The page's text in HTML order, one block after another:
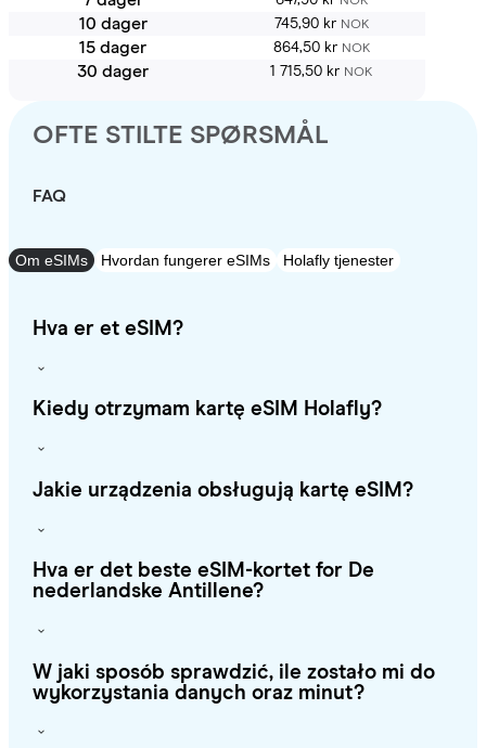
10 dager 745,90 kr NOK
15 dager 864,50 kr NOK
30 dager 1 715,50 kr NOK
OFTE STILTE SPØRSMÅL
FAQ
Om eSIMs Hvordan fungerer eSIMs Holafly tjenester
Hva er et eSIM?
Kiedy otrzymam kartę eSIM Holafly?
Jakie urządzenia obsługują kartę eSIM?
Hva er det beste eSIM-kortet for De
nederlandske Antillene?
W jaki sposób sprawdzić, ile zostało mi do
wykorzystania danych oraz minut?